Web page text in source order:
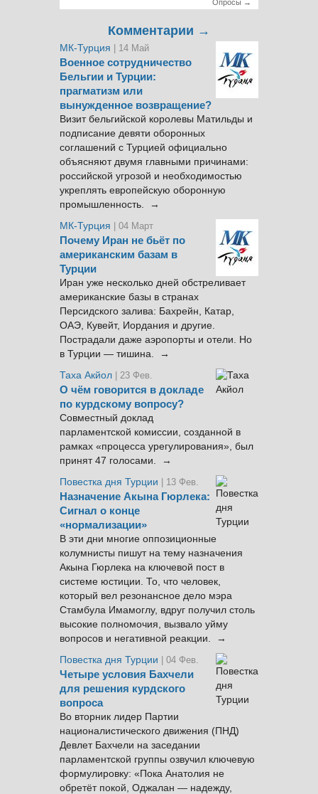
Опросы →
Комментарии →
МК-Турция | 14 Май
Военное сотрудничество
Бельгии и Турции:
прагматизм или
вынужденное возвращение?
Визит бельгийской королевы Матильды и
подписание девяти оборонных
соглашений с Турцией официально
объясняют двумя главными причинами:
российской угрозой и необходимостью
укреплять европейскую оборонную
промышленность. →
МК-Турция
| 04 Март
Почему Иран не бьёт по
американским базам в
Турции
Иран уже несколько дней обстреливает
американские базы в странах
Персидского залива: Бахрейн, Катар,
ОАЭ, Кувейт, Иордания и другие.
Пострадали даже аэропорты и отели. Но
в Турции — тишина. →
Таха Акйол | 23 Фев.
О чём говорится в докладе
по курдскому вопросу?
Совместный доклад
парламентской комиссии, созданной в
рамках «процесса урегулирования», был
принят 47 голосами. →
Повестка дня Турции
| 13 Фев.
Назначение Акына Гюрлека:
Сигнал о конце
«нормализации»
В эти дни многие оппозиционные
колумнисты пишут на тему назначения
Акына Гюрлека на ключевой пост в
системе юстиции. То, что человек,
который вел резонансное дело мэра
Стамбула Имамоглу, вдруг получил столь
высокие полномочия, вызвало уйму
вопросов и негативной реакции. →
Повестка дня Турции
| 04 Фев.
Четыре условия Бахчели
для решения курдского
вопроса
Во вторник лидер Партии
националистического движения (ПНД)
Девлет Бахчели на заседании
парламентской группы озвучил ключевую
формулировку: «Пока Анатолия не
обретёт покой, Оджалан — надежду,